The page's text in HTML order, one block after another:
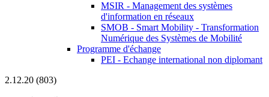
MSIR - Management des systèmes
d'information en réseaux
SMOB - Smart Mobility - Transformation
Numérique des Systèmes de Mobilité
Programme d'échange
PEI - Echange international non diplomant
2.12.20 (803)